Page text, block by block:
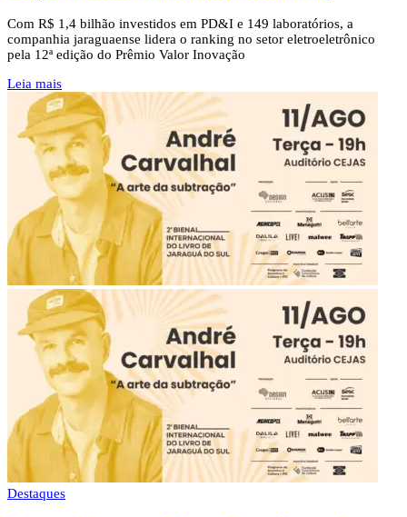
Com R$ 1,4 bilhão investidos em PD&I e 149 laboratórios, a
companhia jaraguaense lidera o ranking no setor eletroeletrônico
pela 12ª edição do Prêmio Valor Inovação
Leia mais
Destaques